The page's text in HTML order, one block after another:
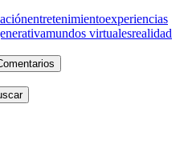
entretenimientoexperiencias
mundos virtualesrealidad